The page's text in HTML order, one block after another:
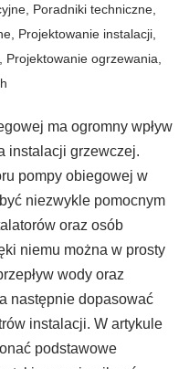
Poradniki techniczne
Projektowanie instalacji
Projektowanie ogrzewania
ma ogromny wpływ
instalacji grzewczej.
pompy obiegowej w
niezwykle pomocnym
oraz osób
niemu można w prosty
wody oraz
następnie dopasować
instalacji. W artykule
podstawowe